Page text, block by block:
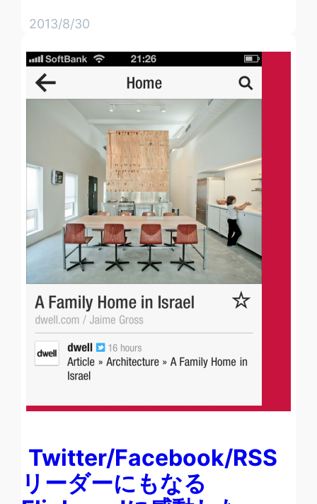
2013/8/30
Twitter/Facebook/RSS
リーダーにもなる